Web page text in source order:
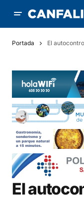
Portada El
El